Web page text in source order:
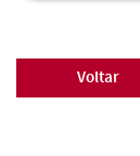
Voltar